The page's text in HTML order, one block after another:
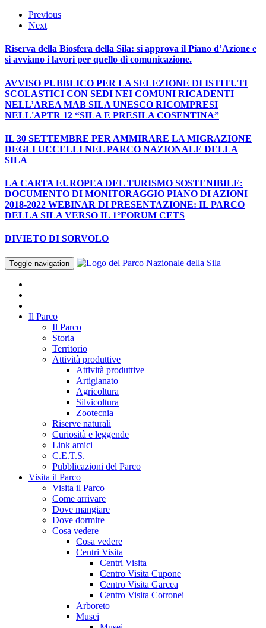
Previous
Next
Riserva della Biosfera della Sila: si approva il Piano d’Azione e
si avviano i lavori per quello di comunicazione.
AVVISO PUBBLICO PER LA SELEZIONE DI ISTITUTI
SCOLASTICI CON SEDI NEI COMUNI RICADENTI
NELL’AREA MAB SILA UNESCO RICOMPRESI
NELL'APTR 12 “SILA E PRESILA COSENTINA”
IL 30 SETTEMBRE PER AMMIRARE LA MIGRAZIONE
DEGLI UCCELLI NEL PARCO NAZIONALE DELLA
SILA
LA CARTA EUROPEA DEL TURISMO SOSTENIBILE:
DOCUMENTO DI MONITORAGGIO PIANO DI AZIONI
2018-2022 WEBINAR DI PRESENTAZIONE: IL PARCO
DELLA SILA VERSO IL 1°FORUM CETS
DIVIETO DI SORVOLO
Toggle navigation
Il Parco
Il Parco
Storia
Territorio
Attività produttive
Attività produttive
Artigianato
Agricoltura
Silvicoltura
Zootecnia
Riserve naturali
Curiosità e leggende
Link amici
C.E.T.S.
Pubblicazioni del Parco
Visita il Parco
Visita il Parco
Come arrivare
Dove mangiare
Dove dormire
Cosa vedere
Cosa vedere
Centri Visita
Centri Visita
Centro Visita Cupone
Centro Visita Garcea
Centro Visita Cotronei
Arboreto
Musei